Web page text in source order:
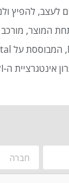
לעצב, להפיץ
המוצר, מורכב